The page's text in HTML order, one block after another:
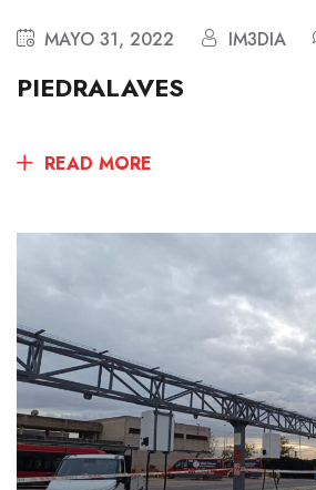
MAYO 31, 2022 IM3DIA
PIEDRALAVES
READ MORE